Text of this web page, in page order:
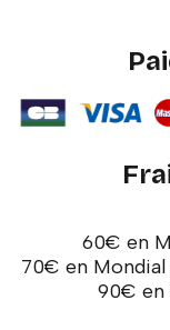
60€ en
70€ en Mondial
90€ en